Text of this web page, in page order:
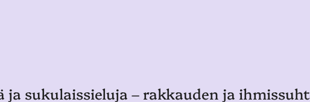
ja sukulaissieluja – rakkauden ja